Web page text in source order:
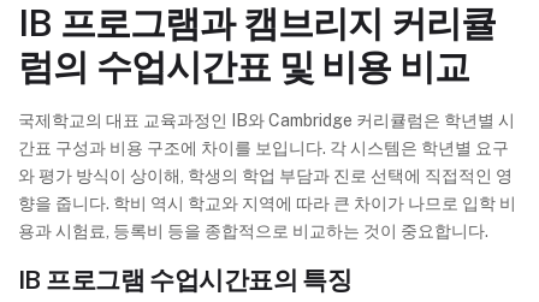
IB 프로그램과 캠브리지 커리큘
럼의 수업시간표 및 비용 비교
국제학교의 대표 교육과정인 IB와 Cambridge 커리큘럼은 학년별 시
간표 구성과 비용 구조에 차이를 보입니다. 각 시스템은 학년별 요구
와 평가 방식이 상이해, 학생의 학업 부담과 진로 선택에 직접적인 영
향을 줍니다. 학비 역시 학교와 지역에 따라 큰 차이가 나므로 입학 비
용과 시험료, 등록비 등을 종합적으로 비교하는 것이 중요합니다.
IB 프로그램 수업시간표의 특징